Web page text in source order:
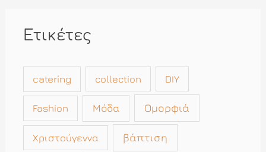
Ετικέτες
catering collection DIY
Fashion Μόδα Ομορφιά
Χριστούγεννα βάπτιση